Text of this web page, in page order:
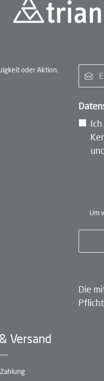
oder Aktion.
Um
Die
Versand